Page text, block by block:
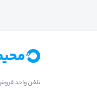
تلفن واحد فروش (شنبه